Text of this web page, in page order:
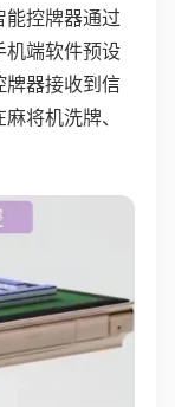
能控牌器通过
机端软件预设
牌器接收到信
将机洗牌、